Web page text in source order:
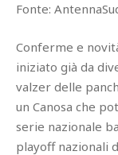
Fonte:
Conferme e
iniziato già da
valzer delle
un Canosa che
serie nazionale
playoff nazionali